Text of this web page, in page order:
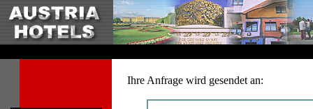
Ihre Anfrage wird gesendet an: